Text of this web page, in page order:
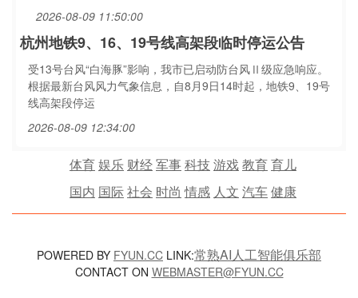
2026-08-09 11:50:00
杭州地铁9、16、19号线高架段临时停运公告
受13号台风“白海豚”影响，我市已启动防台风Ⅱ级应急响应。
根据最新台风风力气象信息，自8月9日14时起，地铁9、19号
线高架段停运
2026-08-09 12:34:00
体育娱乐 财经军事科技游戏教育育儿
国内 国际社会 时尚 情感 人文 汽车健康
POWERED BY FYUN.CC LINK:常熟AI人工智能俱乐部
CONTACT ON WEBMASTER@FYUN.CC